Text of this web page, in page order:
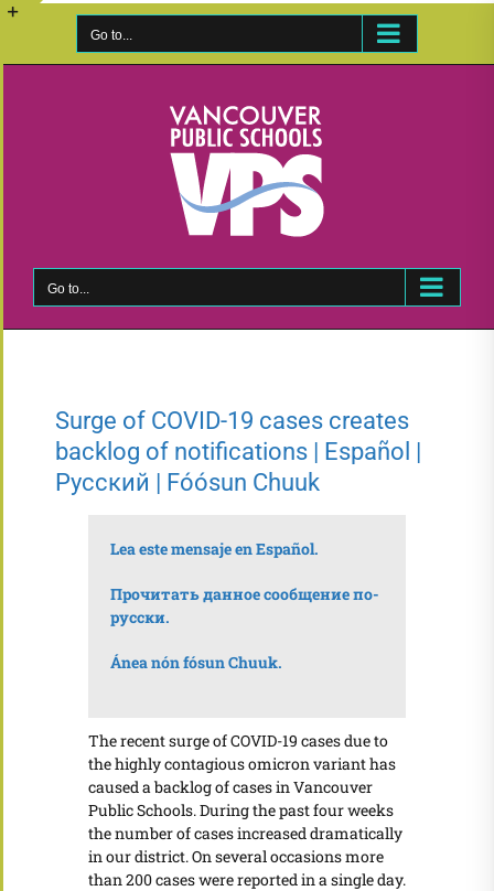
Skip
Go to...
Go to...
Surge of COVID-19 cases creates
backlog of notifications | Español |
Русский | Fóósun Chuuk
Lea este mensaje en Español.
Прочитать данное сообщение по-
русски.
Ánea nón fósun Chuuk.
The recent surge of COVID-19 cases due to
the highly contagious omicron variant has
caused a backlog of cases in Vancouver
Public Schools. During the past four weeks
the number of cases increased dramatically
in our district. On several occasions more
than 200 cases were reported in a single day.